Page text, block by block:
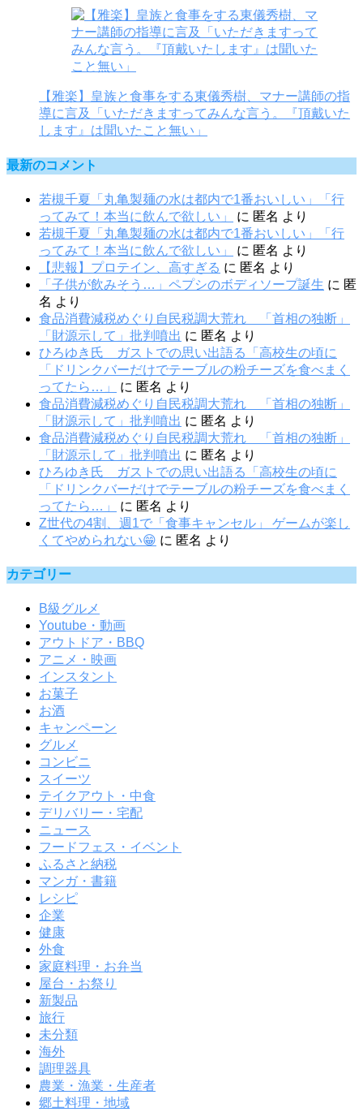
【雅楽】皇族と食事をする東儀秀樹、マナー講師の指
導に言及「いただきますってみんな言う。『頂戴いた
します』は聞いたこと無い」
最新のコメント
若槻千夏「丸亀製麺の水は都内で1番おいしい」「行
ってみて！本当に飲んで欲しい」
に 匿名 より
若槻千夏「丸亀製麺の水は都内で1番おいしい」「行
ってみて！本当に飲んで欲しい」
に 匿名 より
【悲報】プロテイン、高すぎる に 匿名 より
「子供が飲みそう…」ペプシのボディソープ誕生 に 匿
名 より
食品消費減税めぐり自民税調大荒れ 「首相の独断」
「財源示して」批判噴出 に 匿名 より
ひろゆき氏 ガストでの思い出語る「高校生の頃に
「ドリンクバーだけでテーブルの粉チーズを食べまく
ってたら…」
に 匿名 より
食品消費減税めぐり自民税調大荒れ 「首相の独断」
「財源示して」批判噴出 に 匿名 より
食品消費減税めぐり自民税調大荒れ 「首相の独断」
「財源示して」批判噴出 に 匿名 より
ひろゆき氏 ガストでの思い出語る「高校生の頃に
「ドリンクバーだけでテーブルの粉チーズを食べまく
ってたら…」
に 匿名 より
Z世代の4割、週1で「食事キャンセル」 ゲームが楽し
くてやめられない😁 に 匿名 より
カテゴリー
B級グルメ
Youtube・動画
アウトドア・BBQ
アニメ・映画
インスタント
お菓子
お酒
キャンペーン
グルメ
コンビニ
スイーツ
テイクアウト・中食
デリバリー・宅配
ニュース
フードフェス・イベント
ふるさと納税
マンガ・書籍
レシピ
企業
健康
外食
家庭料理・お弁当
屋台・お祭り
新製品
旅行
未分類
海外
調理器具
農業・漁業・生産者
郷土料理・地域